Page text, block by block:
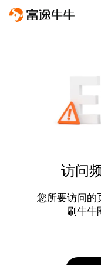
访问
您所要访问的
刷牛牛